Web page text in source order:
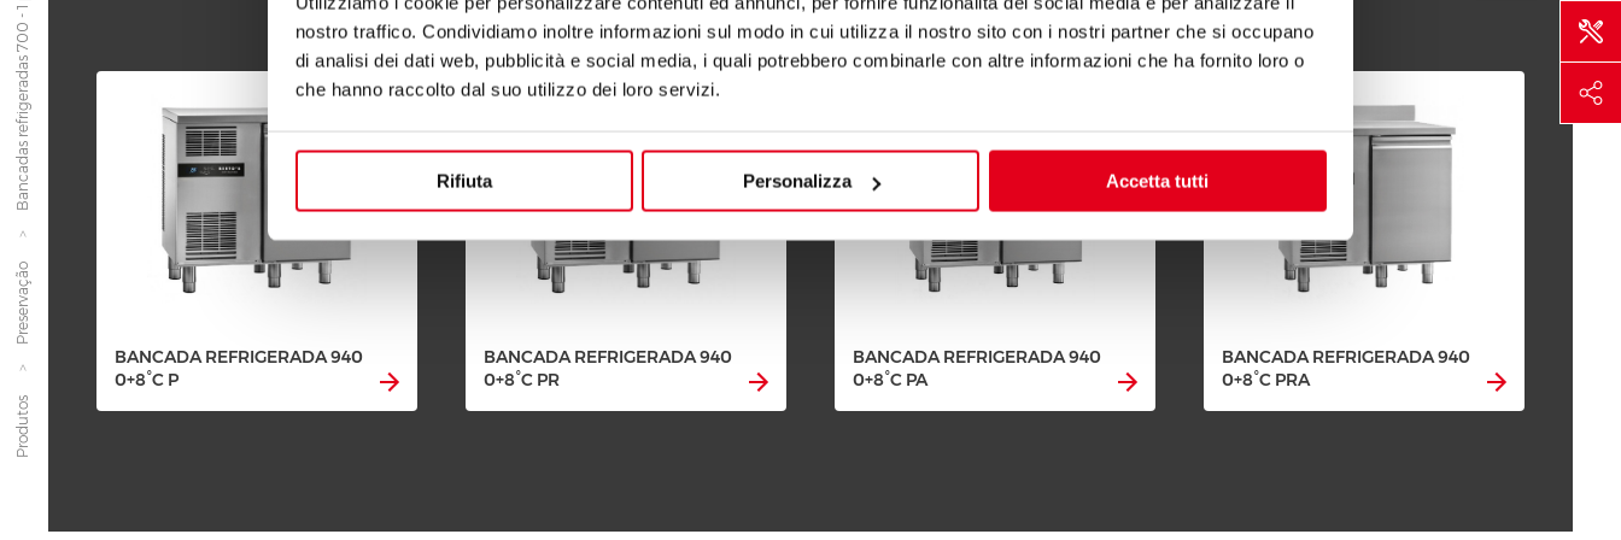
nostro traffico. Condividiamo inoltre informazioni sul modo in cui utilizza il nostro sito con i nostri partner che si occupano
di analisi dei dati web, pubblicità e social media, i quali potrebbero combinarle con altre informazioni che ha fornito loro o
che hanno raccolto dal suo utilizzo dei loro servizi.
Rifiuta Personalizza Accetta tutti
Produtos
Preservação
Bancadas refrigeradas 700 - 1 porta
BANCADA REFRIGERADA 940
0+8°C P
BANCADA REFRIGERADA 940
0+8°C PR
BANCADA REFRIGERADA 940
0+8°C PA
BANCADA REFRIGERADA 940
0+8°C PRA